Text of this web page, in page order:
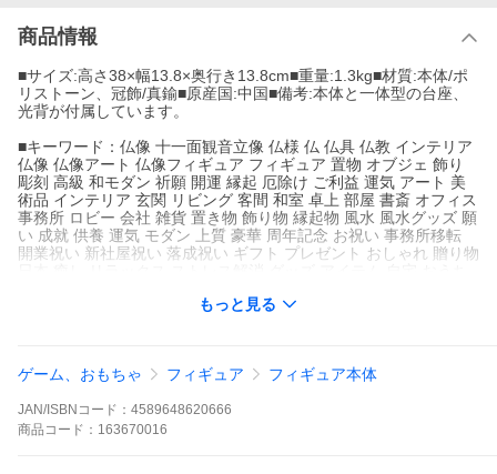
商品情報
■サイズ:高さ38×幅13.8×奥行き13.8cm■重量:1.3kg■材質:本体/ポ
リストーン、冠飾/真鍮■原産国:中国■備考:本体と一体型の台座、
光背が付属しています。
■キーワード：仏像 十一面観音立像 仏様 仏 仏具 仏教 インテリア
仏像 仏像アート 仏像フィギュア フィギュア 置物 オブジェ 飾り
彫刻 高級 和モダン 祈願 開運 縁起 厄除け ご利益 運気 アート 美
術品 インテリア 玄関 リビング 客間 和室 卓上 部屋 書斎 オフィス
事務所 ロビー 会社 雑貨 置き物 飾り物 縁起物 風水 風水グッズ 願
い 成就 供養 運気 モダン 上質 豪華 周年記念 お祝い 事務所移転
開業祝い 新社屋祝い 落成祝い ギフト プレゼント おしゃれ 贈り物
年寄り レディース 女性 お母さん おばあちゃん 祖母 メンズ 男性
ココチのくらし雑貨店 ココチの暮らし雑貨店
もっと見る
ゲーム、おもちゃ フィギュア フィギュア本体
JAN/ISBNコード： 4589648620666
商品 コード： 163670016